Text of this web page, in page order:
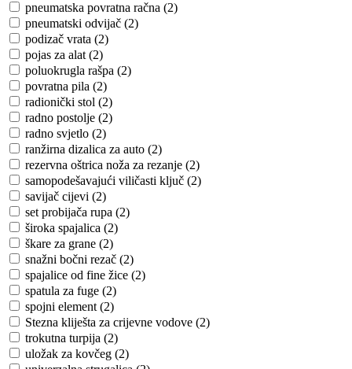
pneumatska povratna račna (2)
pneumatski odvijač (2)
podizač vrata (2)
pojas za alat (2)
poluokrugla rašpa (2)
povratna pila (2)
radionički stol (2)
radno postolje (2)
radno svjetlo (2)
ranžirna dizalica za auto (2)
rezervna oštrica noža za rezanje (2)
samopodešavajući viličasti ključ (2)
savijač cijevi (2)
set probijača rupa (2)
široka spajalica (2)
škare za grane (2)
snažni bočni rezač (2)
spajalice od fine žice (2)
spatula za fuge (2)
spojni element (2)
Stezna kliješta za crijevne vodove (2)
trokutna turpija (2)
uložak za kovčeg (2)